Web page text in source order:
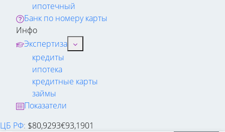
ипотечный
Банк по номеру карты
Инфо
Экспертиза
кредиты
ипотека
кредитные карты
займы
Показатели
ЦБ РФ: $80,9293€93,1901